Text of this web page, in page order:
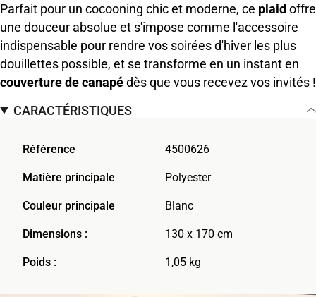
Parfait pour un cocooning chic et moderne, ce plaidoffre
une douceur absolue et s'impose comme l'accessoire
indispensable pour rendre vos soirées d'hiver les plus
douillettes possible, et se transforme en un instant en
couverture de canapédès que vous recevez vos invités !
CARACTÉRISTIQUES
Référence 4500626
Matière principale Polyester
Couleur principale Blanc
Dimensions : 130 x 170 cm
Poids : 1,05 kg